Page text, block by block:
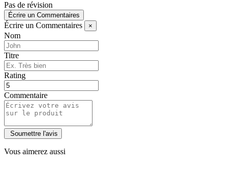
Pas de révision
Écrire un Commentaires
Écrire un Commentaires ×
Nom
Titre
Rating
Commentaire
Vous aimerez aussi